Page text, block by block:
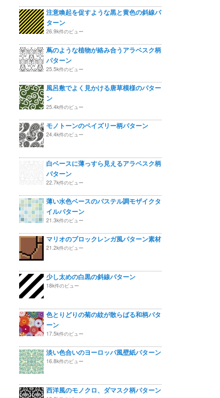
注意喚起を促すような黒と黄色の斜線パ
ターン
26.9k件のビュー
蔦のような植物が絡み合うアラベスク柄
パターン
25.5k件のビュー
風呂敷でよく見かける唐草模様のパター
ン
25.4k件のビュー
モノトーンのペイズリー柄パターン
24.4k件のビュー
白ベースに薄っすら見えるアラベスク柄
パターン
22.7k件のビュー
薄い水色ベースのパステル調モザイクタ
イルパターン
21.3k件のビュー
マリオのブロックレンガ風パターン素材
21.2k件のビュー
少し太めの白黒の斜線パターン
18k件のビュー
色とりどりの菊の紋が散らばる和柄パタ
ーン
17.5k件のビュー
淡い色合いのヨーロッパ風壁紙パターン
16.8k件のビュー
西洋風のモノクロ、ダマスク柄パターン